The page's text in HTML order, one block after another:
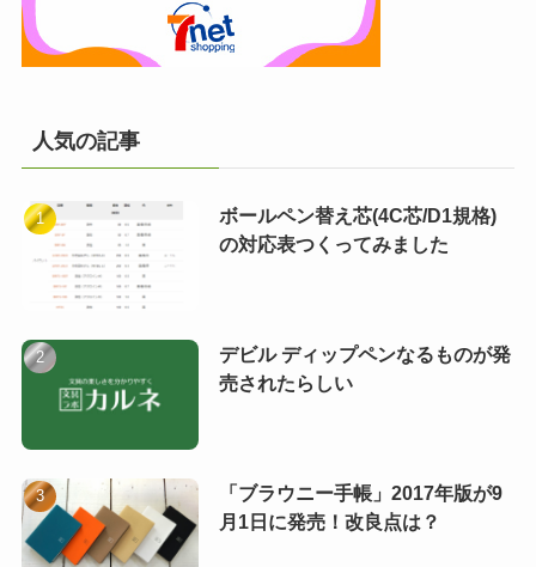
人気の記事
ボールペン替え芯(4C芯/D1規格)
の対応表つくってみました
デビル ディップペンなるものが発
売されたらしい
「ブラウニー手帳」2017年版が9
月1日に発売！改良点は？